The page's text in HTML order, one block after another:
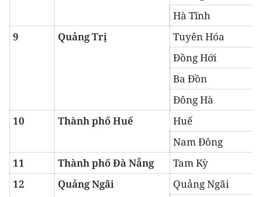
中文
ESPAÑOL
Hà Tĩnh
9
Quảng Trị
Tuyên Hóa
Đồng Hới
Ba Đồn
Đông Hà
10
Thành phố Huế
Huế
Nam Đông
11
Thành phố Đà Nẵng
Tam Kỳ
12
Quảng Ngãi
Quảng Ngãi